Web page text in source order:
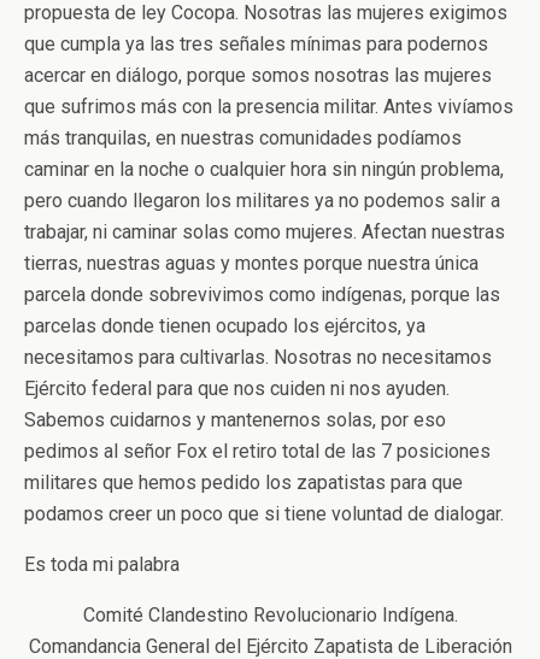
propuesta de ley Cocopa. Nosotras las mujeres exigimos
que cumpla ya las tres señales mínimas para podernos
acercar en diálogo, porque somos nosotras las mujeres
que sufrimos más con la presencia militar. Antes vivíamos
más tranquilas, en nuestras comunidades podíamos
caminar en la noche o cualquier hora sin ningún problema,
pero cuando llegaron los militares ya no podemos salir a
trabajar, ni caminar solas como mujeres. Afectan nuestras
tierras, nuestras aguas y montes porque nuestra única
parcela donde sobrevivimos como indígenas, porque las
parcelas donde tienen ocupado los ejércitos, ya
necesitamos para cultivarlas. Nosotras no necesitamos
Ejército federal para que nos cuiden ni nos ayuden.
Sabemos cuidarnos y mantenernos solas, por eso
pedimos al señor Fox el retiro total de las 7 posiciones
militares que hemos pedido los zapatistas para que
podamos creer un poco que si tiene voluntad de dialogar.
Es toda mi palabra
Comité Clandestino Revolucionario Indígena.
Comandancia General del Ejército Zapatista de Liberación